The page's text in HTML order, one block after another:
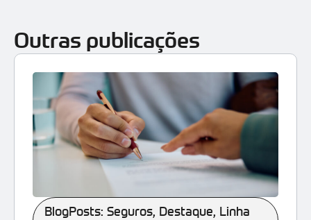
Outras publicações
BlogPosts: Seguros, Destaque, Linha